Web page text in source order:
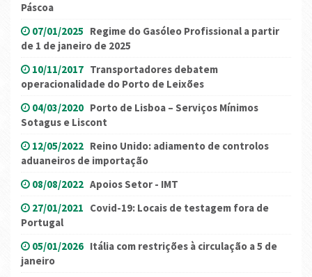
Páscoa
07/01/2025 Regime do Gasóleo Profissional a partir
de 1 de janeiro de 2025
10/11/2017 Transportadores debatem
operacionalidade do Porto de Leixões
04/03/2020 Porto de Lisboa – Serviços Mínimos
Sotagus e Liscont
12/05/2022 Reino Unido: adiamento de controlos
aduaneiros de importação
08/08/2022 Apoios Setor - IMT
27/01/2021 Covid-19: Locais de testagem fora de
Portugal
05/01/2026 Itália com restrições à circulação a 5 de
janeiro